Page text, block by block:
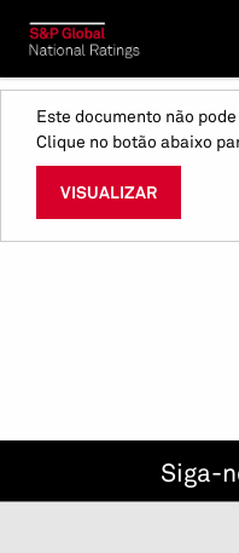
Este documento não
Clique no botão abaixo
VISUALIZAR
Siga-